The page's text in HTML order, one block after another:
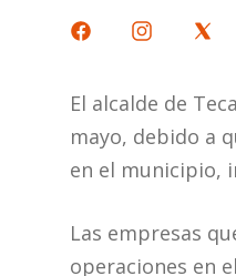
El alcalde de
mayo, debido a
en el municipio,
Las empresas
operaciones en